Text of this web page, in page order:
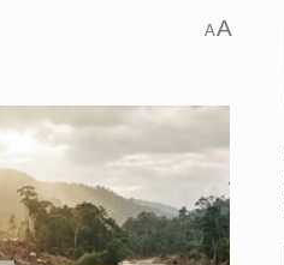
AA